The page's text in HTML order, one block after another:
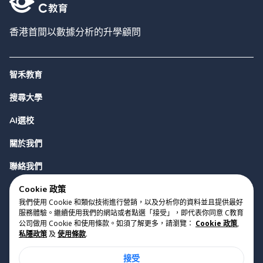
香港首間以數據分析的升學顧問
智禾教育
搜尋大學
AI選校
關於我們
聯絡我們
版權 2023 Cyclopes® •
使用條款
Cookie 政策
我們使用 Cookie 和類似技術進行營銷，以及分析你的資料並且提供最好
服務體驗。繼續使用我們的網站或者點選「接受」，即代表你同意 C教育
公司做用 Cookie 和使用條款。如須了解更多，請瀏覽： Cookie 政策,
私隱政策及 使用條款.
接受